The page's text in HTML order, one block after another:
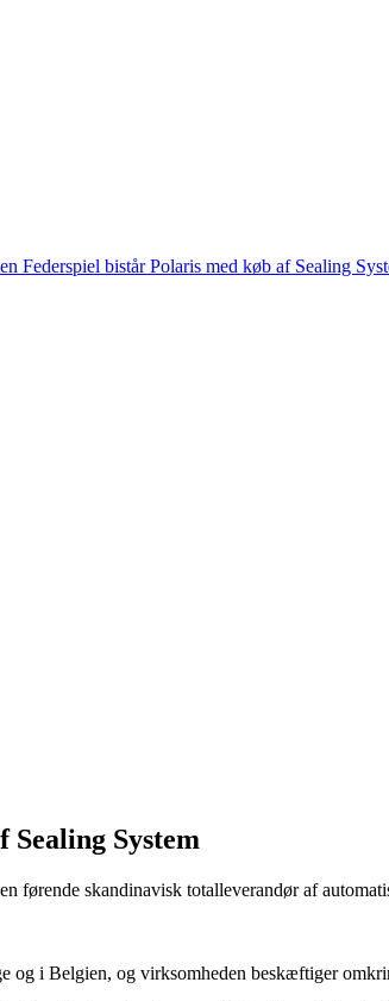
System
førende skandinavisk totalleverandør af
og i Belgien, og virksomheden beskæftiger